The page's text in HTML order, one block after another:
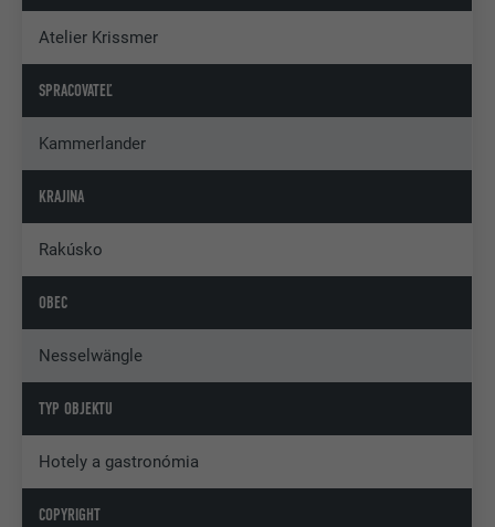
Atelier Krissmer
SPRACOVATEĽ
Kammerlander
KRAJINA
Rakúsko
OBEC
Nesselwängle
TYP OBJEKTU
Hotely a gastronómia
COPYRIGHT